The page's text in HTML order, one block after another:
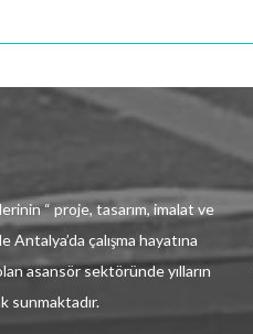
“ proje, tasarım, imalat ve
çalışma hayatına
asansör sektöründe yılların
sunmaktadır.